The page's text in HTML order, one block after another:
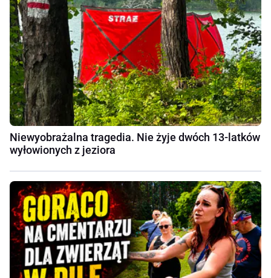
Niewyobrażalna tragedia. Nie żyje dwóch 13-latków
wyłowionych z jeziora